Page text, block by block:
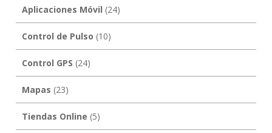
Aplicaciones Móvil (24)
Control de Pulso (10)
Control GPS (24)
Mapas (23)
Tiendas Online (5)